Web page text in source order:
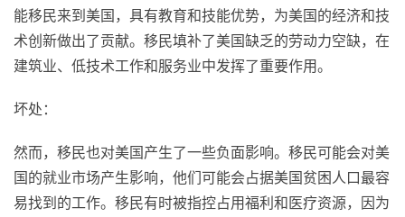
能移民来到美国，具有教育和技能优势，为美国的经济和技
术创新做出了贡献。移民填补了美国缺乏的劳动力空缺，在
建筑业、低技术工作和服务业中发挥了重要作用。
坏处：
然而，移民也对美国产生了一些负面影响。移民可能会对美
国的就业市场产生影响，他们可能会占据美国贫困人口最容
易找到的工作。移民有时被指控占用福利和医疗资源，因为